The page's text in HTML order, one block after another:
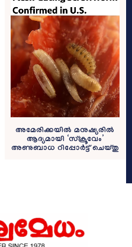
അമേരിക്കയിൽ മനുഷ്യരിൽ
ആദ്യമായി ‘സ്ക്രൂവേം’
അണുബാധ റിപ്പോർട്ട് ചെയ്തു